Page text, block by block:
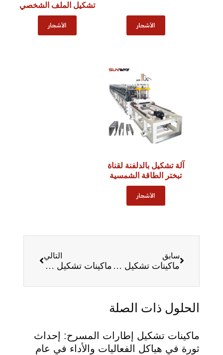
الأشجار
تشكيل الملف الشخصي
الأشجار
آلة تشكيل بالدلفنة لقناة
تبختر الطاقة الشمسية
الأشجار
سابق
ماكينات تشكيل هياكل السفن: إحداث ثورة في التصنيع البحري في عام 2025
التالي
ماكينات تشكيل تركيبات الإضاءة: إضاءة التصنيع في عام 2025
الحلول ذات الصلة
ماكينات تشكيل إطارات المسرح: إحداث
ثورة في هياكل الفعاليات والأداء في عام